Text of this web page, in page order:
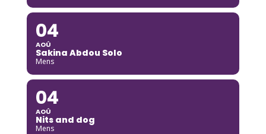
04
AOÛ
Sakina Abdou Solo
Mens
04
AOÛ
Nits and dog
Mens